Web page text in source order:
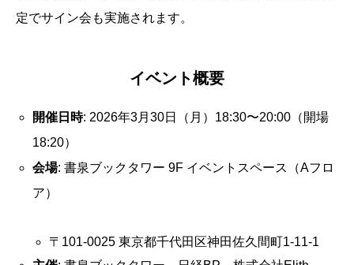
定でサイン会も実施されます。
イベント概要
開催日時: 2026年3月30日（月）18:30〜20:00（開場
18:20）
会場: 書泉ブックタワー 9F イベントスペース（Aフロ
ア）
〒101-0025 東京都千代田区神田佐久間町1-11-1